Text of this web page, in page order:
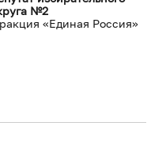
№2
«Единая Россия»